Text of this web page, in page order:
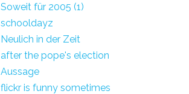
Soweit für 2005 (1)
schooldayz
Neulich in der Zeit
after the pope's election
Aussage
flickr is funny sometimes